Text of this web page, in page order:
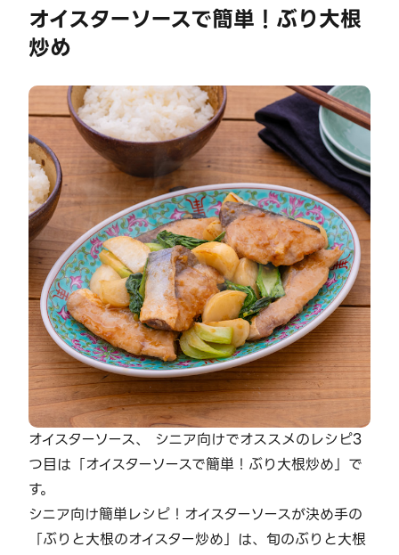
オイスターソースで簡単！ぶり大根
炒め
オイスターソース、 シニア向けでオススメのレシピ3
つ目は「オイスターソースで簡単！ぶり大根炒め」で
す。
シニア向け簡単レシピ！オイスターソースが決め手の
「ぶりと大根のオイスター炒め」は、旬のぶりと大根